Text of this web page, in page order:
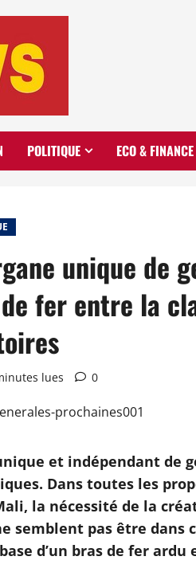
POLITIQUE ECO & FINANCE
unique de
fer entre la
lues 0
et indépendant de
Dans toutes les
la nécessité de la
semblent pas être dans
d’un bras de fer